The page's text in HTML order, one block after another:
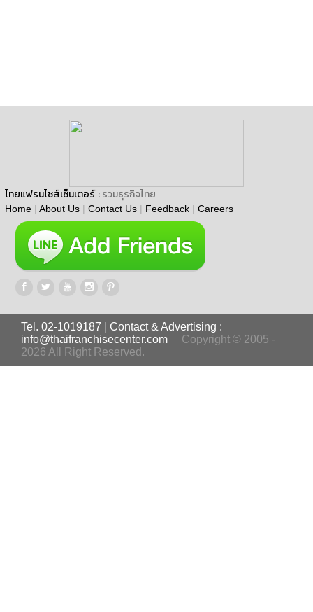
ไทยแฟรนไชส์เซ็นเตอร์ : รวมธุรกิจไทย
Home | About Us | Contact Us | Feedback | Careers
Tel. 02-1019187
Contact & Advertising :
info@thaifranchisecenter.com
Copyright © 2005 -
2026 All Right Reserved.